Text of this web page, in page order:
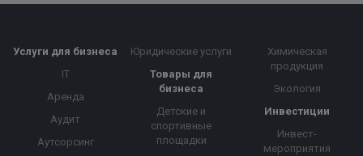
Услуги для бизнеса
IT
Аренда
Аудит
Аутсорсинг
Юридические услуги
Товары для
бизнеса
Детские и
спортивные
площадки
Химическая
продукция
Экология
Инвестиции
Инвест-
мероприятия